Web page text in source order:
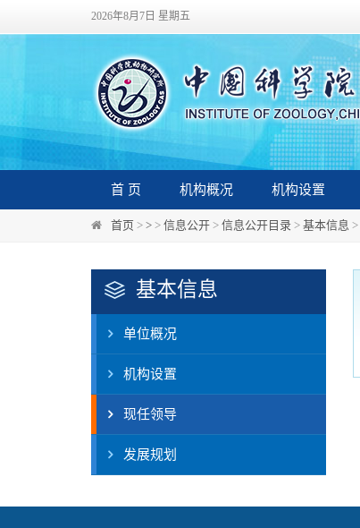
2026年8月7日 星期五
首 页 机构概况 机构设置
首页 > > > 信息公开 > 信息公开目录 > 基本信息 >
基本信息
单位概况
机构设置
现任领导
发展规划